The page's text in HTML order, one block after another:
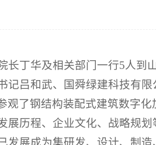
长丁华及相关部门一行5人到
记吕和武、国舜绿建科技有限
观了钢结构装配式建筑数字
展历程、企业文化、战略规
发展成为集研发、设计、制